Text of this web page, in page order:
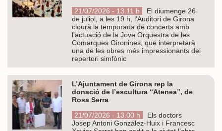
21/07/2026 - 13.11 h
El diumenge 26
de juliol, a les 19 h, l'Auditori de Girona
clourà la temporada de concerts amb
l'actuació de la Jove Orquestra de les
Comarques Gironines, que interpretarà
una de les obres més impressionants del
repertori simfònic
L’Ajuntament de Girona rep la
donació de l’escultura “Atenea”, de
Rosa Serra
21/07/2026 - 13.00 h
Els doctors
Josep Antoni González-Huix i Francesc